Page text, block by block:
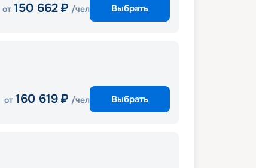
от 150 662 ₽ /чел Выбрать
от 160 619 ₽ /чел Выбрать